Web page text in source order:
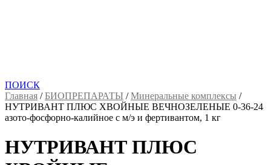
ПОИСК
Главная /БИОПРЕПАРАТЫ /Минеральные комплексы /
НУТРИВАНТ ПЛЮС ХВОЙНЫЕ ВЕЧНОЗЕЛЕНЫЕ 0-36-24
азото-фосфорно-калийное с м/э и фертивантом, 1 кг
НУТРИВАНТ ПЛЮС